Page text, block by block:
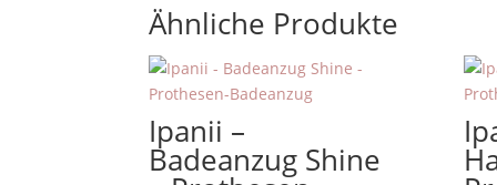
Ähnliche Produkte
Ipanii –
Badeanzug Shine